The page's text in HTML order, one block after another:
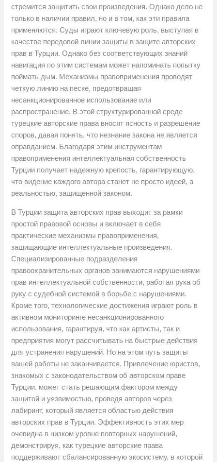
стремится защитить свои произведения. Однако дело не
только в наличии правил, но и в том, как эти правила
применяются. Суды играют ключевую роль, выступая в
качестве передовой линии защиты в защите авторских
прав в Турции. Однако без соответствующих знаний
навигация по этим системам может напоминать попытку
поймать дым. Механизмы правоприменения проводят
четкую линию на песке, предотвращая
несанкционированное использование или
распространение. В этой структурированной среде
турецкие авторские права вносят ясность и разрешение
споров, давая понять, что незнание закона не является
оправданием. Благодаря этим инструментам
правоприменения интеллектуальная собственность
Турции получает надежную крепость, гарантирующую,
что видение каждого автора станет не просто идеей, а
реальностью, защищенной законом.
В Турции защита авторских прав выходит за рамки
простой правовой основы и включает в себя
практические механизмы правоприменения,
защищающие интеллектуальные произведения.
Специализированные подразделения
правоохранительных органов занимаются нарушениями
прав интеллектуальной собственности, работая рука об
руку с судебной системой в борьбе с нарушениями.
Кроме того, технологические достижения играют роль в
активном мониторинге несанкционированного
использования, гарантируя, что как артисты, так и
предприятия могут рассчитывать на быстрые действия
для устранения нарушений. Но на этом путь защиты
вашей работы не заканчивается. Привлечение юристов,
знакомых с законодательством об авторском праве
Турции, может стать решающим фактором между
защитой и уязвимостью, проведя авторов через
лабиринт, который является областью действия
авторских прав в Турции. Эффективность этих мер
очевидна в низком уровне повторных нарушений,
демонстрируя, как турецкие авторские права
поддерживают сбалансированную экосистему, в которой